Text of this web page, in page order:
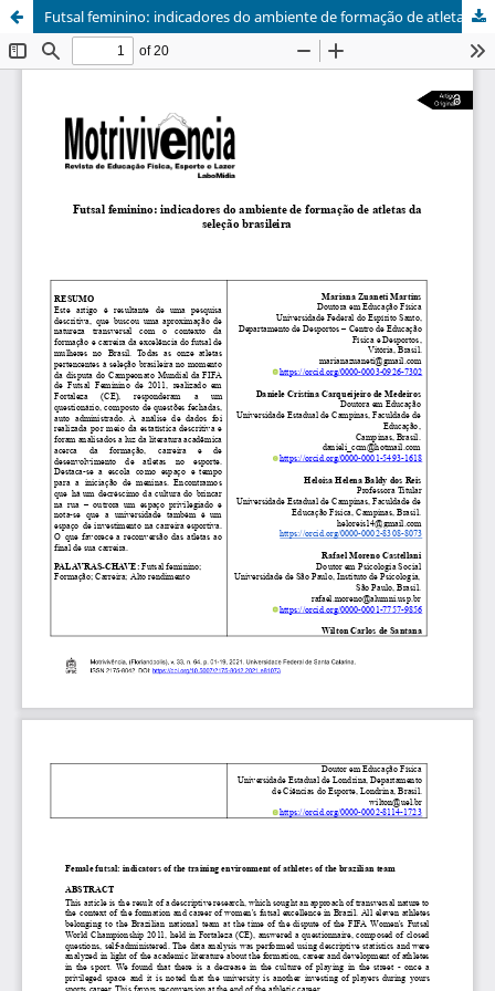
Futsal feminino: indicadores do ambiente de formação de atletas da seleção brasileira